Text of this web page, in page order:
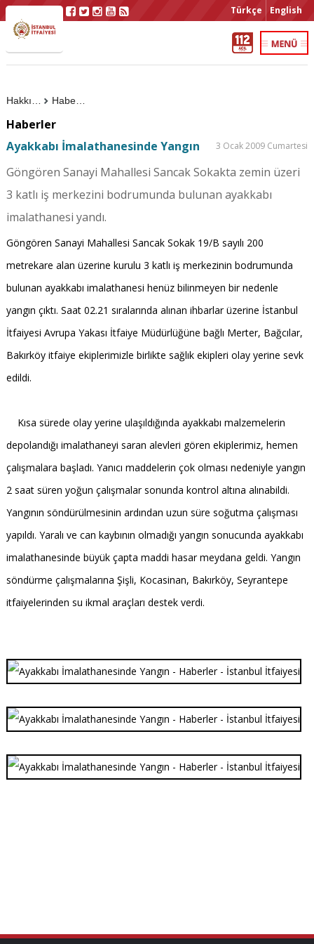
Türkçe English
Haberler
Haberler
Ayakkabı İmalathanesinde Yangın
3 Ocak 2009 Cumartesi
Göngören Sanayi Mahallesi Sancak Sokakta zemin üzeri
3 katlı iş merkezini bodrumunda bulunan ayakkabı
imalathanesi yandı.
Göngören Sanayi Mahallesi Sancak Sokak 19/B sayılı 200
metrekare alan üzerine kurulu 3 katlı iş merkezinin bodrumunda
bulunan ayakkabı imalathanesi henüz bilinmeyen bir nedenle
yangın çıktı. Saat 02.21 sıralarında alınan ihbarlar üzerine İstanbul
İtfaiyesi Avrupa Yakası İtfaiye Müdürlüğüne bağlı Merter, Bağcılar,
Bakırköy itfaiye ekiplerimizle birlikte sağlık ekipleri olay yerine sevk
edildi.
Kısa sürede olay yerine ulaşıldığında ayakkabı malzemelerin
depolandığı imalathaneyi saran alevleri gören ekiplerimiz, hemen
çalışmalara başladı. Yanıcı maddelerin çok olması nedeniyle yangın
2 saat süren yoğun çalışmalar sonunda kontrol altına alınabildi.
Yangının söndürülmesinin ardından uzun süre soğutma çalışması
yapıldı. Yaralı ve can kaybının olmadığı yangın sonucunda ayakkabı
imalathanesinde büyük çapta maddi hasar meydana geldi. Yangın
söndürme çalışmalarına Şişli, Kocasinan, Bakırköy, Seyrantepe
itfaiyelerinden su ikmal araçları destek verdi.